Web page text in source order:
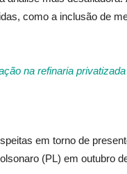
como a inclusão de
na refinaria
em torno de
(PL) em outubro